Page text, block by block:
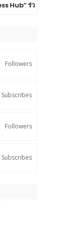
วที The 8th SMART
Followers
Subscribes
Followers
Subscribes